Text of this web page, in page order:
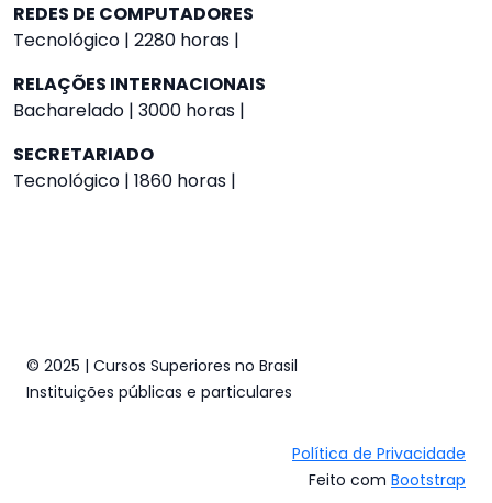
REDES DE COMPUTADORES
Tecnológico | 2280 horas |
RELAÇÕES INTERNACIONAIS
Bacharelado | 3000 horas |
SECRETARIADO
Tecnológico | 1860 horas |
© 2025 | Cursos Superiores no Brasil
Instituições públicas e particulares
Política de Privacidade
Feito com Bootstrap